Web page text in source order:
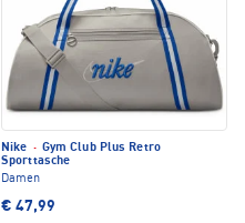
Nike · Gym Club Plus Retro
Sporttasche
Damen
€ 47,99